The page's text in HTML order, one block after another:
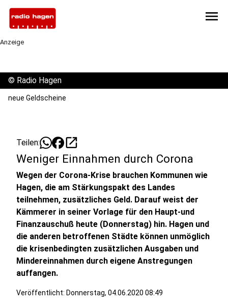
menu
Anzeige
© Radio Hagen
neue Geldscheine
Teilen: open_in_new
Weniger Einnahmen durch Corona
Wegen der Corona-Krise brauchen Kommunen wie
Hagen, die am Stärkungspakt des Landes
teilnehmen, zusätzliches Geld. Darauf weist der
Kämmerer in seiner Vorlage für den Haupt-und
Finanzauschuß heute (Donnerstag) hin. Hagen und
die anderen betroffenen Städte können unmöglich
die krisenbedingten zusätzlichen Ausgaben und
Mindereinnahmen durch eigene Anstregungen
auffangen.
Veröffentlicht: Donnerstag, 04.06.2020 08:49